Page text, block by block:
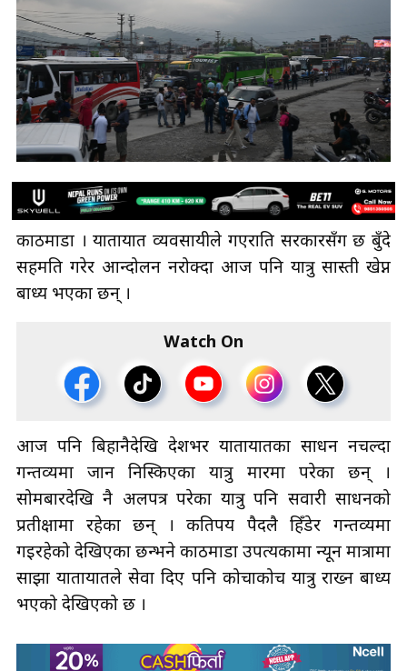
काठमाडौँ । यातायात व्यवसायीले गएराति सरकारसँग छ बुँदे
सहमति गरेर आन्दोलन नरोक्दा आज पनि यात्रु सास्ती खेप्न
बाध्य भएका छन् ।
Watch On
आज पनि बिहानैदेखि देशभर यातायातका साधन नचल्दा
गन्तव्यमा जान निस्किएका यात्रु मारमा परेका छन् ।
सोमबारदेखि नै अलपत्र परेका यात्रु पनि सवारी साधनको
प्रतीक्षामा रहेका छन् । कतिपय पैदलै हिँडेर गन्तव्यमा
गइरहेको देखिएका छन्भने काठमाडौँ उपत्यकामा न्यून मात्रामा
साझा यातायातले सेवा दिए पनि कोचाकोच यात्रु राख्न बाध्य
भएको देखिएको छ ।